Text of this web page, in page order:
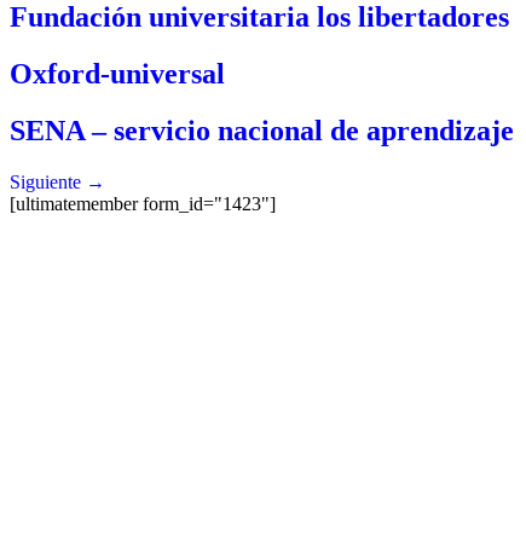
Fundación universitaria los libertadores
Oxford-universal
SENA – servicio nacional de aprendizaje
Siguiente →
[ultimatemember form_id="1423"]